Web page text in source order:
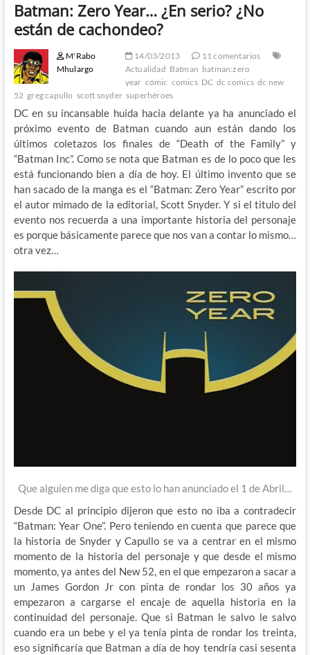
Batman: Zero Year… ¿En serio? ¿No
están de cachondeo?
M'Rabo
Mhulargo
14/03/2013
11 comentarios
Actualidad Batman batman:zero
year cómic comics DC dc comics dc new
52 greg capullo scott snyder superhéroes
DC en su incansable huida hacia delante ya ha anunciado el
próximo evento de Batman cuando aun están dando los
últimos coletazos los finales de “Death of the Family” y
“Batman Inc”. Como se nota que Batman es de lo poco que les
está funcionando bien a día de hoy. El último invento que se
han sacado de la manga es el “Batman: Zero Year” escrito por
el autor mimado de la editorial, Scott Snyder. Y si el titulo del
evento nos recuerda a una importante historia del personaje
es porque básicamente parece que nos van a contar lo mismo…
otra vez…
Que alguien me diga que esto lo han anunciado el 1 de Abril…
Desde DC al principio dijeron que esto no iba a contradecir
“Batman: Year One”. Pero teniendo en cuenta que parece que
la historia de Snyder y Capullo se va a centrar en el mismo
momento de la historia del personaje y que desde el mismo
momento, ya antes del New 52, en el que empezaron a sacar a
un James Gordon Jr con pinta de rondar los 30 años ya
empezaron a cargarse el encaje de aquella historia en la
continuidad del personaje. Que si Batman le salvo le salvo
cuando era un bebe y el ya tenía pinta de rondar los treinta,
eso significaría que Batman a día de hoy tendría casi sesenta